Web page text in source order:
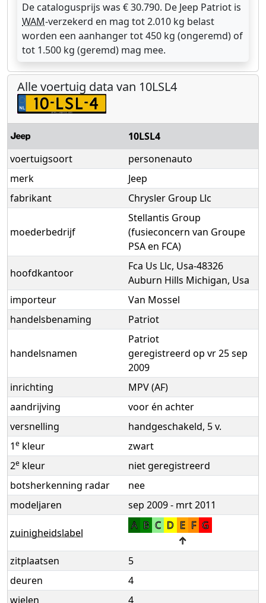
De catalogusprijs was € 30.790. De Jeep Patriot is
WAM-verzekerd en mag tot 2.010 kg belast
worden een aanhanger tot 450 kg (ongeremd) of
tot 1.500 kg (geremd) mag mee.
Alle voertuig data van 10LSL4
10LSL4
voertuigsoort
personenauto
merk
Jeep
fabrikant
Chrysler Group Llc
moederbedrijf
Stellantis Group
(fusieconcern van Groupe
PSA en FCA)
hoofdkantoor
Fca Us Llc, Usa-48326
Auburn Hills Michigan, Usa
importeur
Van Mossel
handelsbenaming
Patriot
handelsnamen
Patriot
geregistreerd op vr 25 sep
2009
inrichting
MPV (AF)
aandrijving
voor én achter
versnelling
handgeschakeld, 5 v.
1e kleur
zwart
2e kleur
niet geregistreerd
botsherkenning radar
nee
modeljaren
sep 2009 - mrt 2011
zuinigheidslabel
A B C D E F G
↑
zitplaatsen
5
deuren
4
wielen
4